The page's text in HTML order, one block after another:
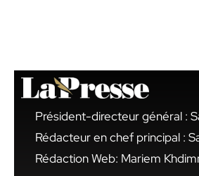
Président-directeur général :
Rédacteur en chef principal :
Rédaction Web: Mariem